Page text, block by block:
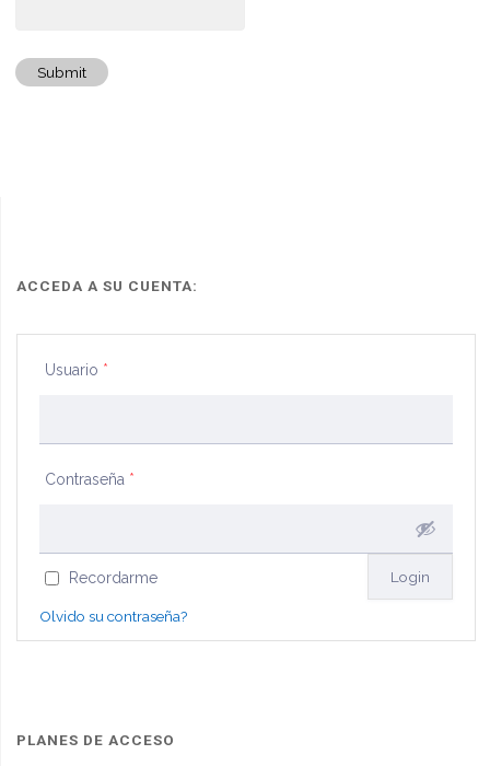
Submit
ACCEDA A SU CUENTA:
Usuario *
Contraseña *
Recordarme
Olvido su contraseña?
PLANES DE ACCESO